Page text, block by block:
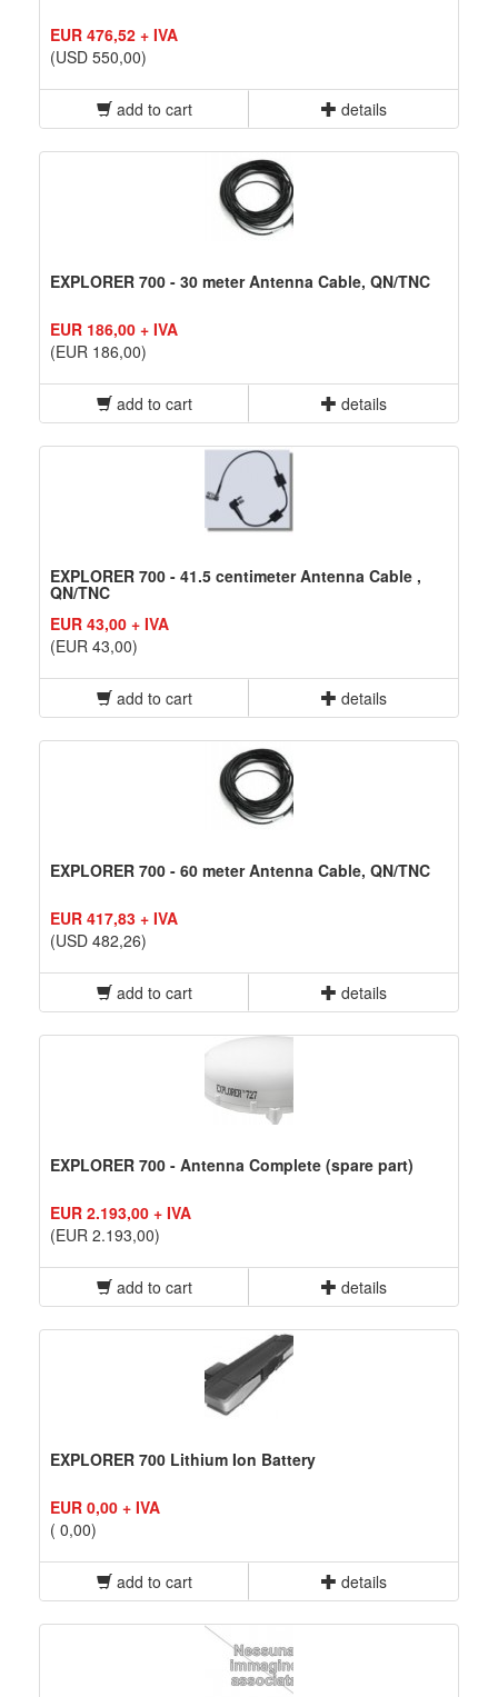
EUR 476,52 + IVA
(USD 550,00)
add to cart details
EXPLORER 700 - 30 meter Antenna Cable, QN/TNC
EUR 186,00 + IVA
(EUR 186,00)
add to cart details
EXPLORER 700 - 41.5 centimeter Antenna Cable ,
QN/TNC
EUR 43,00 + IVA
(EUR 43,00)
add to cart details
EXPLORER 700 - 60 meter Antenna Cable, QN/TNC
EUR 417,83 + IVA
(USD 482,26)
add to cart details
EXPLORER 700 - Antenna Complete (spare part)
EUR 2.193,00 + IVA
(EUR 2.193,00)
add to cart details
EXPLORER 700 Lithium Ion Battery
EUR 0,00 + IVA
( 0,00)
add to cart details